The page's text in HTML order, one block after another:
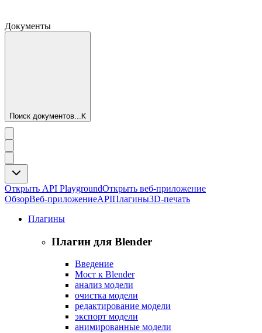
Документы
Поиск документов...K
Открыть API PlaygroundОткрыть веб-приложение
ОбзорВеб-приложениеAPIПлагины3D-печать
Плагины
Плагин для Blender
Введение
Мост к Blender
анализ модели
очистка модели
редактирование модели
экспорт модели
анимированные модели